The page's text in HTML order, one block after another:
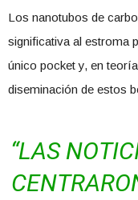
Los nanotubos de
significativa al estroma
único pocket y, en
diseminación de estos
“LAS